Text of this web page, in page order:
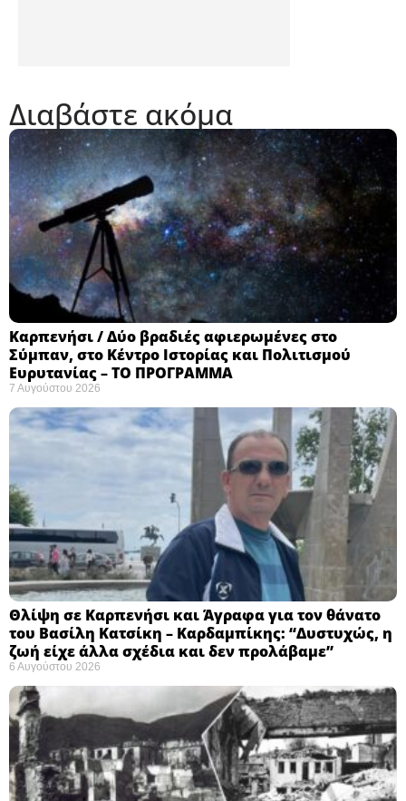
Διαβάστε ακόμα
Καρπενήσι / Δύο βραδιές αφιερωμένες στο
Σύμπαν, στο Κέντρο Ιστορίας και Πολιτισμού
Ευρυτανίας – ΤΟ ΠΡΟΓΡΑΜΜΑ
7 Αυγούστου 2026
Θλίψη σε Καρπενήσι και Άγραφα για τον θάνατο
του Βασίλη Κατσίκη – Καρδαμπίκης: “Δυστυχώς, η
ζωή είχε άλλα σχέδια και δεν προλάβαμε”
6 Αυγούστου 2026